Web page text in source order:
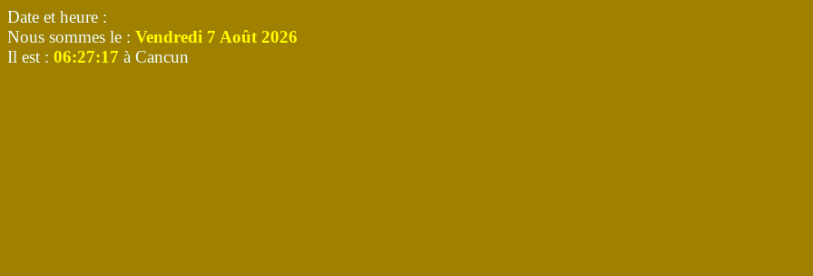
Date et heure :
Nous sommes le : Vendredi 7 Août 2026
Il est : 06:27:17 à Cancun